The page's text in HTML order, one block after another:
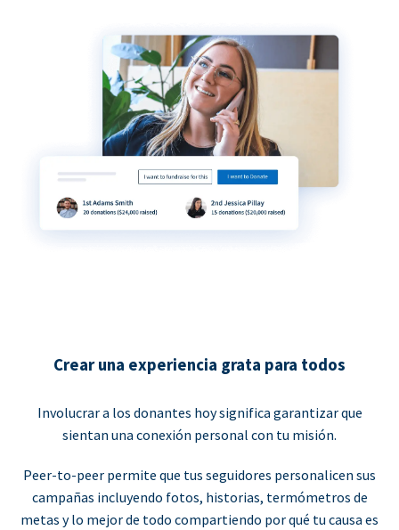
Crear una experiencia grata para todos
Involucrar a los donantes hoy significa garantizar que
sientan una conexión personal con tu misión.
Peer-to-peer permite que tus seguidores personalicen sus
campañas incluyendo fotos, historias, termómetros de
metas y lo mejor de todo compartiendo por qué tu causa es